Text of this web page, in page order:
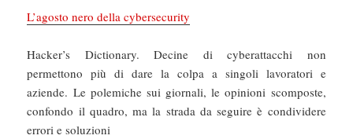
L’agosto nero della cybersecurity
Hacker’s Dictionary. Decine di cyberattacchi non
permettono più di dare la colpa a singoli lavoratori e
aziende. Le polemiche sui giornali, le opinioni scomposte,
confondo il quadro, ma la strada da seguire è condividere
errori e soluzioni